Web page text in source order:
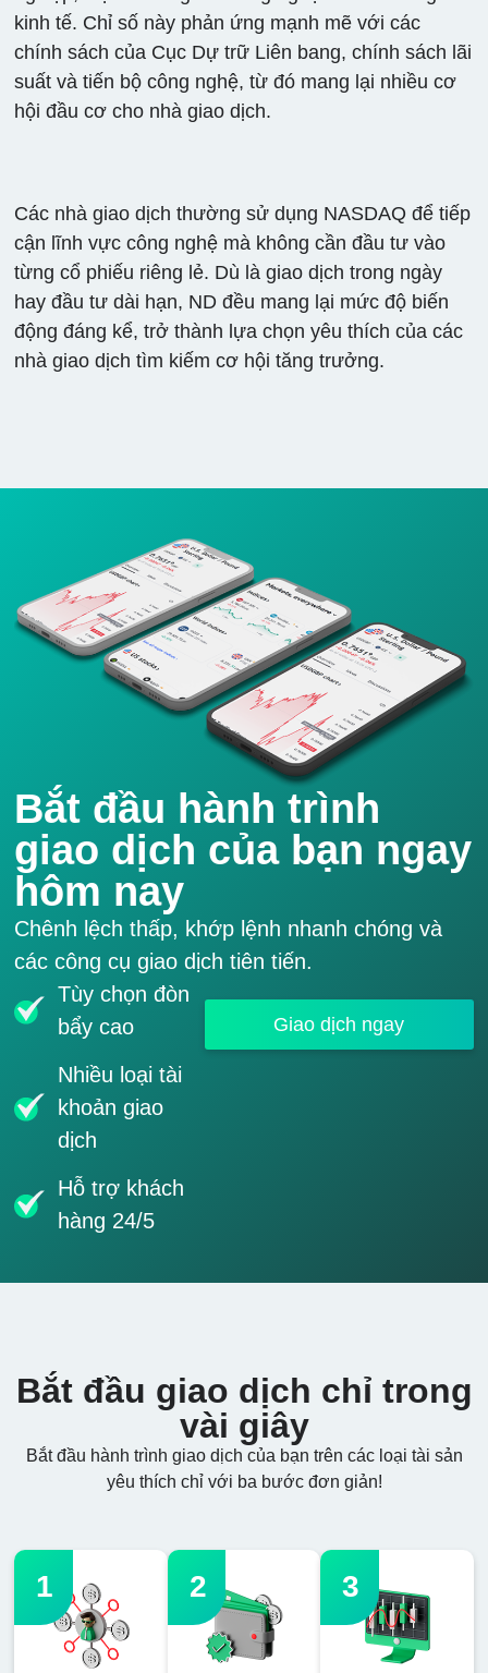
kinh tế. Chỉ số này phản ứng mạnh mẽ với các
chính sách của Cục Dự trữ Liên bang, chính sách lãi
suất và tiến bộ công nghệ, từ đó mang lại nhiều cơ
hội đầu cơ cho nhà giao dịch.
Các nhà giao dịch thường sử dụng NASDAQ để tiếp
cận lĩnh vực công nghệ mà không cần đầu tư vào
từng cổ phiếu riêng lẻ. Dù là giao dịch trong ngày
hay đầu tư dài hạn, ND đều mang lại mức độ biến
động đáng kể, trở thành lựa chọn yêu thích của các
nhà giao dịch tìm kiếm cơ hội tăng trưởng.
Bắt đầu hành trình
giao dịch của bạn ngay
hôm nay
Chênh lệch thấp, khớp lệnh nhanh chóng và
các công cụ giao dịch tiên tiến.
Tùy chọn đòn
bẩy cao
Nhiều loại tài
khoản giao
dịch
Hỗ trợ khách
hàng 24/5
Giao dịch ngay
Bắt đầu giao dịch chỉ trong
vài giây
Bắt đầu hành trình giao dịch của bạn trên các loại tài sản
yêu thích chỉ với ba bước đơn giản!
1 2 3